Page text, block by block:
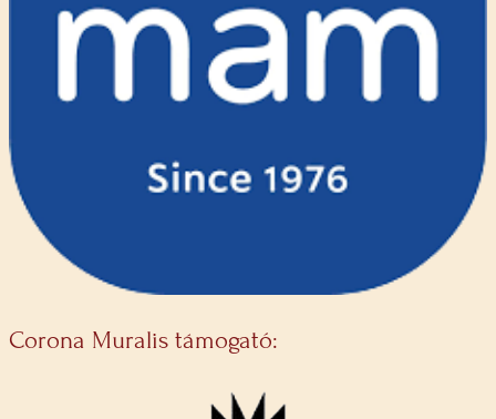
Corona Muralis támogató: